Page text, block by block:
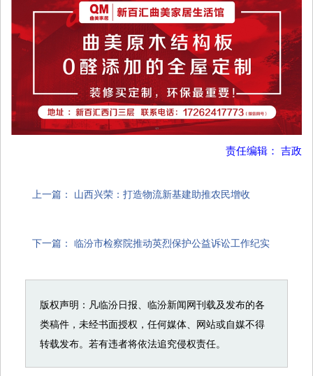
责任编辑： 吉政
上一篇： 山西兴荣：打造物流新基建助推农民增收
下一篇： 临汾市检察院推动英烈保护公益诉讼工作纪实
版权声明：凡临汾日报、临汾新闻网刊载及发布的各
类稿件，未经书面授权，任何媒体、网站或自媒不得
转载发布。若有违者将依法追究侵权责任。